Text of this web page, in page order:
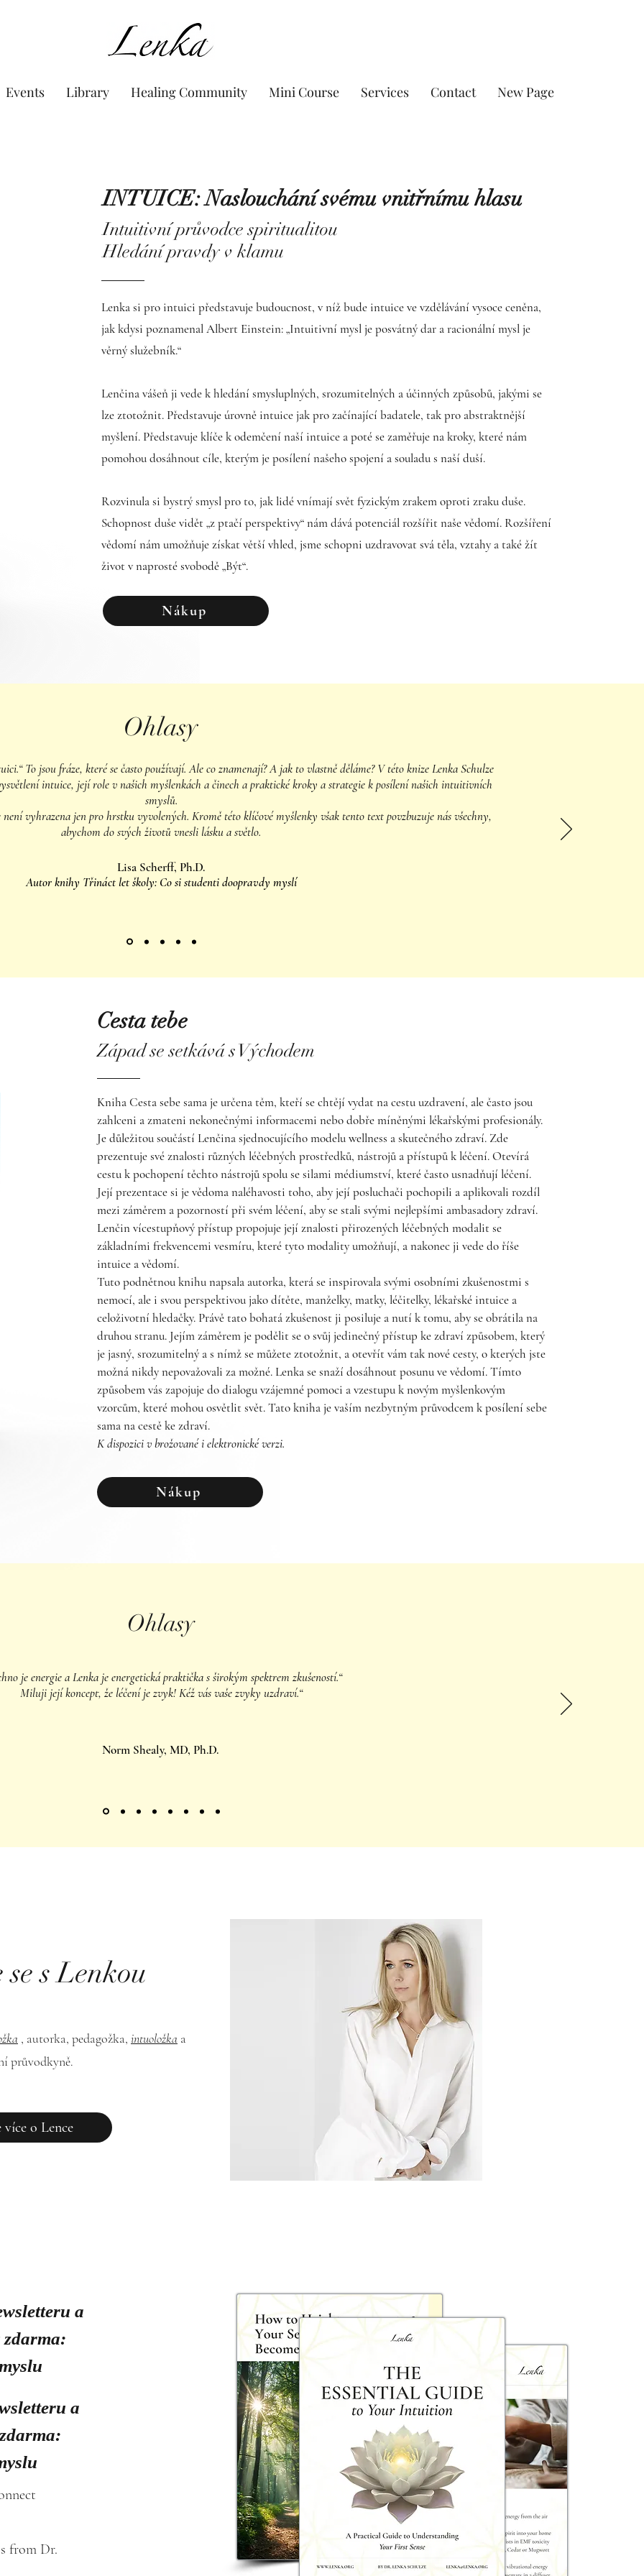
www.Lenka.org
Events Library Healing Community Mini Course Services Contact New Page
INTUICE: Naslouchání svému vnitřnímu hlasu
Intuitivní průvodce spiritualitou
Hledání pravdy v klamu
Lenka si pro intuici představuje budoucnost, v níž bude intuice ve vzdělávání vysoce ceněna,
jak kdysi poznamenal Albert Einstein: „Intuitivní mysl je posvátný dar a racionální mysl je
věrný služebník.“
Lenčina vášeň ji vede k hledání smysluplných, srozumitelných a účinných způsobů, jakými se
lze ztotožnit. Představuje úrovně intuice jak pro začínající badatele, tak pro abstraktnější
myšlení. Představuje klíče k odemčení naší intuice a poté se zaměřuje na kroky, které nám
pomohou dosáhnout cíle, kterým je posílení našeho spojení a souladu s naší duší.
Rozvinula si bystrý smysl pro to, jak lidé vnímají svět fyzickým zrakem oproti zraku duše.
Schopnost duše vidět „z ptačí perspektivy“ nám dává potenciál rozšířit naše vědomí. Rozšíření
vědomí nám umožňuje získat větší vhled, jsme schopni uzdravovat svá těla, vztahy a také žít
život v naprosté svobodě „Být“.
Nákup
Ohlasy
To jsou fráze, které se často používají. Ale co znamenají? A jak to vlastně děláme? V této knize Lenka Schulze
intuice, její role v našich myšlenkách a činech a praktické kroky a strategie k posílení našich intuitivních
smyslů.
vyhrazena jen pro hrstku vyvolených. Kromě této klíčové myšlenky však tento text povzbuzuje nás všechny,
abychom do svých životů vnesli lásku a světlo.
Lisa Scherff, Ph.D.
Autor knihy Třináct let školy: Co si studenti doopravdy myslí
Cesta tebe
Západ se setkává s Východem
Kniha Cesta sebe sama je určena těm, kteří se chtějí vydat na cestu uzdravení, ale často jsou
zahlceni a zmateni nekonečnými informacemi nebo dobře míněnými lékařskými profesionály.
Je důležitou součástí Lenčina sjednocujícího modelu wellness a skutečného zdraví. Zde
prezentuje své znalosti různých léčebných prostředků, nástrojů a přístupů k léčení. Otevírá
cestu k pochopení těchto nástrojů spolu se silami médiumství, které často usnadňují léčení.
Její prezentace si je vědoma naléhavosti toho, aby její posluchači pochopili a aplikovali rozdíl
mezi záměrem a pozorností při svém léčení, aby se stali svými nejlepšími ambasadory zdraví.
Lenčin vícestupňový přístup propojuje její znalosti přirozených léčebných modalit se
základními frekvencemi vesmíru, které tyto modality umožňují, a nakonec ji vede do říše
intuice a vědomí.
Tuto podnětnou knihu napsala autorka, která se inspirovala svými osobními zkušenostmi s
nemocí, ale i svou perspektivou jako dítěte, manželky, matky, léčitelky, lékařské intuice a
celoživotní hledačky. Právě tato bohatá zkušenost ji posiluje a nutí k tomu, aby se obrátila na
druhou stranu. Jejím záměrem je podělit se o svůj jedinečný přístup ke zdraví způsobem, který
je jasný, srozumitelný a s nímž se můžete ztotožnit, a otevřít vám tak nové cesty, o kterých jste
možná nikdy nepovažovali za možné. Lenka se snaží dosáhnout posunu ve vědomí. Tímto
způsobem vás zapojuje do dialogu vzájemné pomoci a vzestupu k novým myšlenkovým
vzorcům, které mohou osvětlit svět. Tato kniha je vaším nezbytným průvodcem k posílení sebe
sama na cestě ke zdraví.
K dispozici v brožované i elektronické verzi.
Nákup
Ohlasy
je energie a Lenka je energetická praktička s širokým spektrem zkušeností.“
Miluji její koncept, že léčení je zvyk! Kéž vás vaše zvyky uzdraví.“
Norm Shealy, MD, Ph.D.
s Lenkou
, autorka, pedagožka, intuoložka a
průvodkyně.
o Lence
a
zdarma:
a
from Dr.